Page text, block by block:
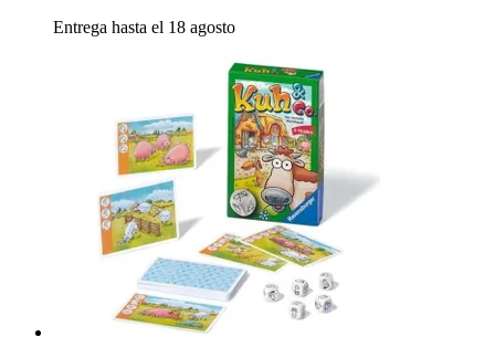
Entrega hasta el 18 agosto